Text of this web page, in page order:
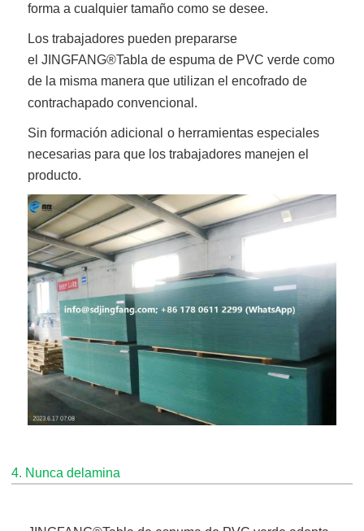
forma a cualquier tamaño como se desee.
Los trabajadores pueden prepararse
elJINGFANG®Tabla de espuma de PVC verde como
de la misma manera que utilizan el encofrado de
contrachapado convencional.
Sin formación adicional
o herramientas especiales
necesarias para que los trabajadores manejen el
producto.
4. Nunca delamina